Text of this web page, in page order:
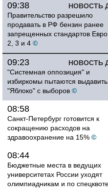
НОВОСТЬ
09:38
Правительство разрешило
продавать в РФ бензин ранее
запрещенных стандартов
2, 3 и 4 ©
НОВОСТЬ
09:23
"Системная оппозиция" и
избиркомы пытаются выдавить
"Яблоко" с выборов ©
08:58
Санкт-Петербург готовится к
сокращению расходов на
здравоохранение на 15% ©
08:44
Бюджетные места в ведущих
университетах России уходят
олимпиадникам и по